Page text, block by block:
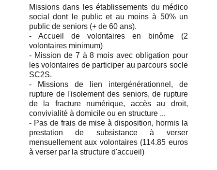
Missions dans les établissements du médico
social dont le public et au moins à 50% un
public de seniors (+ de 60 ans).
- Accueil de volontaires en binôme (2
volontaires minimum)
- Mission de 7 à 8 mois avec obligation pour
les volontaires de participer au parcours socle
SC2S.
- Missions de lien intergénérationnel, de
rupture de l'isolement des seniors, de rupture
de la fracture numérique, accès au droit,
convivialité à domicile ou en structure ...
- Pas de frais de mise à disposition, hormis la
prestation de subsistance à verser
mensuellement aux volontaires (114.85 euros
à verser par la structure d'accueil)